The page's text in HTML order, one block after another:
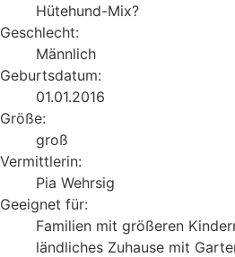
Hütehund-Mix?
Geschlecht:
Männlich
Geburtsdatum:
01.01.2016
Größe:
groß
Vermittlerin:
Pia Wehrsig
Geeignet für:
Familien mit größeren
ländliches Zuhause mit